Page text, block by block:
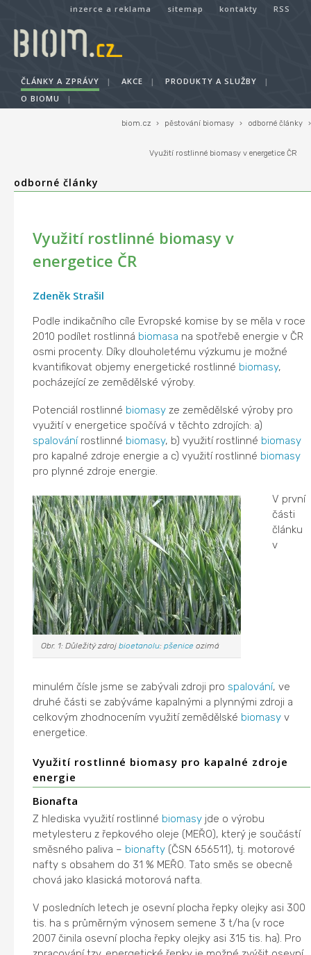
inzerce a reklama sitemap kontakty RSS
ČLÁNKY A ZPRÁVY | AKCE | PRODUKTY A SLUŽBY
|
O BIOMU
|
biom.cz › pěstování biomasy › odborné články ›
Využití rostlinné biomasy v energetice ČR
odborné články
Využití rostlinné biomasy v
energetice ČR
Zdeněk Strašil
Podle indikačního cíle Evropské komise by se měla v roce
2010 podílet rostlinná biomasa na spotřebě energie v ČR
osmi procenty. Díky dlouholetému výzkumu je možné
kvantifikovat objemy energetické rostlinné biomasy,
pocházející ze zemědělské výroby.
Potenciál rostlinné biomasy ze zemědělské výroby pro
využití v energetice spočívá v těchto zdrojích: a)
spalovánírostlinné biomasy, b) využití rostlinné biomasy
pro kapalné zdroje energie a c) využití rostlinné biomasy
pro plynné zdroje energie.
Obr. 1: Důležitý zdrojbioetanolu:pšenice ozimá
V první
části
článku
v
minulém čísle jsme se zabývali zdroji pro spalování, ve
druhé části se zabýváme kapalnými a plynnými zdroji a
celkovým zhodnocením využití zemědělské biomasy v
energetice.
Využití rostlinné biomasy pro kapalné zdroje
energie
Bionafta
Z hlediska využití rostlinné biomasy jde o výrobu
metylesteru z řepkového oleje (MEŘO), který je součástí
směsného paliva – bionafty (ČSN 656511), tj. motorové
nafty s obsahem do 31 % MEŘO. Tato směs se obecně
chová jako klasická motorová nafta.
V posledních letech je osevní plocha řepky olejky asi 300
tis. ha s průměrným výnosem semene 3 t/ha (v roce
2007 činila osevní plocha řepky olejky asi 315 tis. ha). Pro